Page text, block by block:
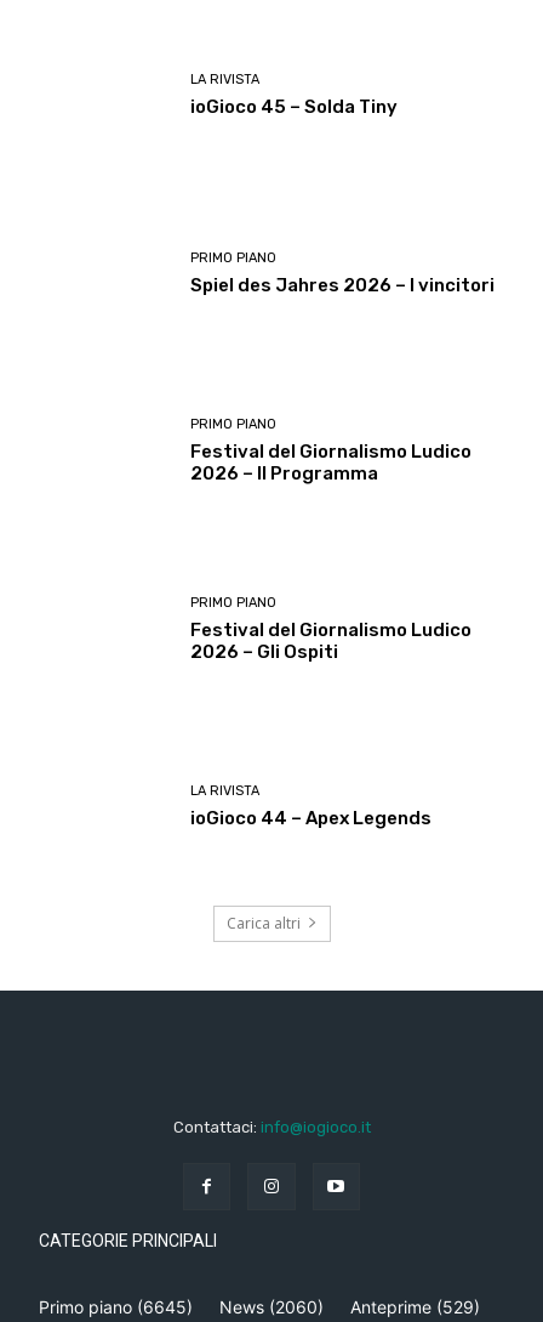
LA RIVISTA
ioGioco 45 – Solda Tiny
PRIMO PIANO
Spiel des Jahres 2026 – I vincitori
PRIMO PIANO
Festival del Giornalismo Ludico
2026 – Il Programma
PRIMO PIANO
Festival del Giornalismo Ludico
2026 – Gli Ospiti
LA RIVISTA
ioGioco 44 – Apex Legends
Carica altri
Contattaci: info@iogioco.it
CATEGORIE PRINCIPALI
Primo piano (6645) News (2060) Anteprime (529)